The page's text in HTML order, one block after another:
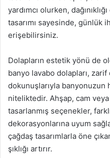
yardımcı olurken,
tasarımı sayesinde, günlük
erişebilirsiniz.
Dolapların estetik yönü de
banyo lavabo dolapları,
dokunuşlarıyla banyonuzun
niteliktedir. Ahşap, cam
tasarlanmış seçenekler,
dekorasyonlarına uyum
çağdaş tasarımlarla öne
şıklığı artırır.